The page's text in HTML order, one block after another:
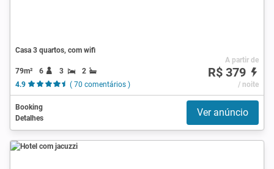
Casa 3 quartos, com wifi
79m² 6 3
2
4.9
( 70 comentários )
A partir de
R$ 379
/ noite
Booking
Detalhes
Ver anúncio